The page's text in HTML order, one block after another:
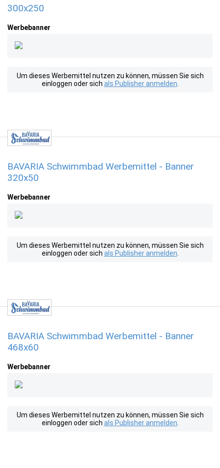
300x250
Werbebanner
Um dieses Werbemittel nutzen zu können, müssen Sie sich
einloggen oder sich als Publisher anmelden
BAVARIA Schwimmbad Werbemittel - Banner
320x50
Werbebanner
Um dieses Werbemittel nutzen zu können, müssen Sie sich
einloggen oder sich als Publisher anmelden
BAVARIA Schwimmbad Werbemittel - Banner
468x60
Werbebanner
Um dieses Werbemittel nutzen zu können, müssen Sie sich
einloggen oder sich als Publisher anmelden